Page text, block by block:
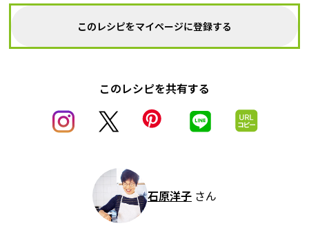
このレシピをマイページに登録する
このレシピを共有する
石原洋子 さん